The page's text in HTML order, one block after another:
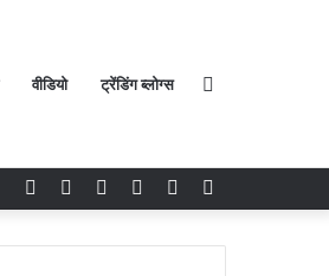
वीडियो ट्रेंडिंग ब्लोग्स
for
Random
Log
Instagram
YouTube
Twitter
Facebook